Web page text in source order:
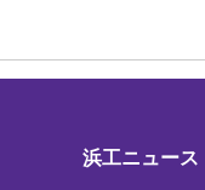
浜工ニュース